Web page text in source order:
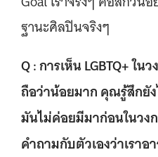
ฐานะศิลปินจริงๆ
Q : การเห็น LGBTQ+ ใน
ถือว่าน้อยมาก คุณรู้สึกยั
มันไม่ค่อยมีมาก่อนในวง
คำถามกับตัวเองว่าเรา